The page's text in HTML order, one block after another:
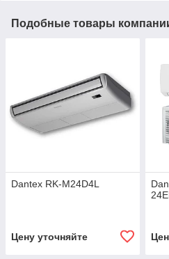
Подобные товары
Dantex RK-M24D4L
Цену уточняйте